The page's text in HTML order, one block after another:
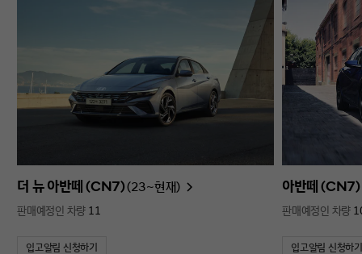
더 뉴 아반떼 (CN7)(23~현재)
판매예정인 차량 11
입고알림 신청하기
아반떼 (CN7)
판매예정인 차량
입고알림 신청하기